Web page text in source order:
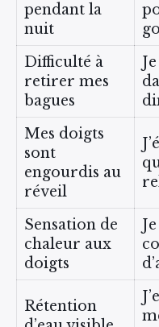
pendant la
nuit
Difficulté à
retirer mes
bagues
Mes doigts
sont
engourdis au
réveil
Sensation de
chaleur aux
doigts
Rétention